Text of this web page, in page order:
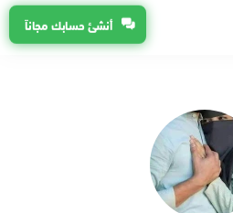
أنشئ حسابك مجاناً